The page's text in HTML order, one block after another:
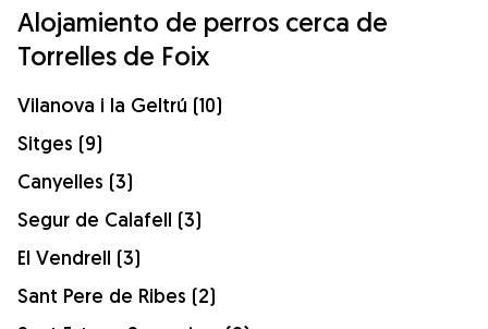
Alojamiento de perros cerca de
Torrelles de Foix
Vilanova i la Geltrú (10)
Sitges (9)
Canyelles (3)
Segur de Calafell (3)
El Vendrell (3)
Sant Pere de Ribes (2)